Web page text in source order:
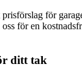
för
för en
ditt tak